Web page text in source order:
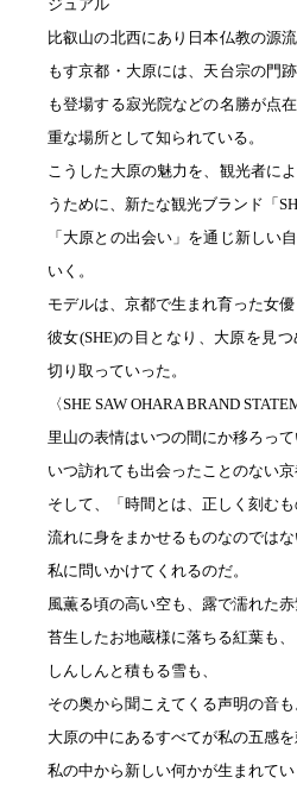
ジュアル
比叡山の北西にあり日本仏教の源
もす京都・大原には、天台宗の門
も登場する寂光院などの名勝が点
重な場所として知られている。
こうした大原の魅力を、観光者に
うために、新たな観光ブランド「
「大原との出会い」を通じ新しい
いく。
モデルは、京都で生まれ育った女優
彼女(SHE)の目となり、大原を見
切り取っていった。
〈SHE SAW OHARA BRAND
里山の表情はいつの間にか移ろって
いつ訪れても出会ったことのない京
そして、「時間とは、正しく刻むも
流れに身をまかせるものなのではな
私に問いかけてくれるのだ。
風薫る頃の高い空も、露で濡れた赤
苔生したお地蔵様に落ちる紅葉も、
しんしんと積もる雪も、
その奥から聞こえてくる声明の音も
大原の中にあるすべてが私の五感を
私の中から新しい何かが生まれてい